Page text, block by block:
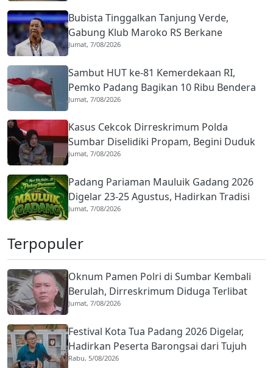
Bubista Tinggalkan Tanjung Verde,
Gabung Klub Maroko RS Berkane
Jumat, 7/08/2026
Sambut HUT ke-81 Kemerdekaan RI,
Pemko Padang Bagikan 10 Ribu Bendera
Merah Putih
Jumat, 7/08/2026
Kasus Cekcok Dirreskrimum Polda
Sumbar Diselidiki Propam, Begini Duduk
Perkaranya
Jumat, 7/08/2026
Padang Pariaman Mauluik Gadang 2026
Digelar 23-25 Agustus, Hadirkan Tradisi
Islam dan Budaya Minangkabau
Jumat, 7/08/2026
Terpopuler
Oknum Pamen Polri di Sumbar Kembali
Berulah, Dirreskrimum Diduga Terlibat
Kekerasan dengan Seorang Sopir
Jumat, 7/08/2026
Festival Kota Tua Padang 2026 Digelar,
Hadirkan Peserta Barongsai dari Tujuh
Negara
Rabu, 5/08/2026